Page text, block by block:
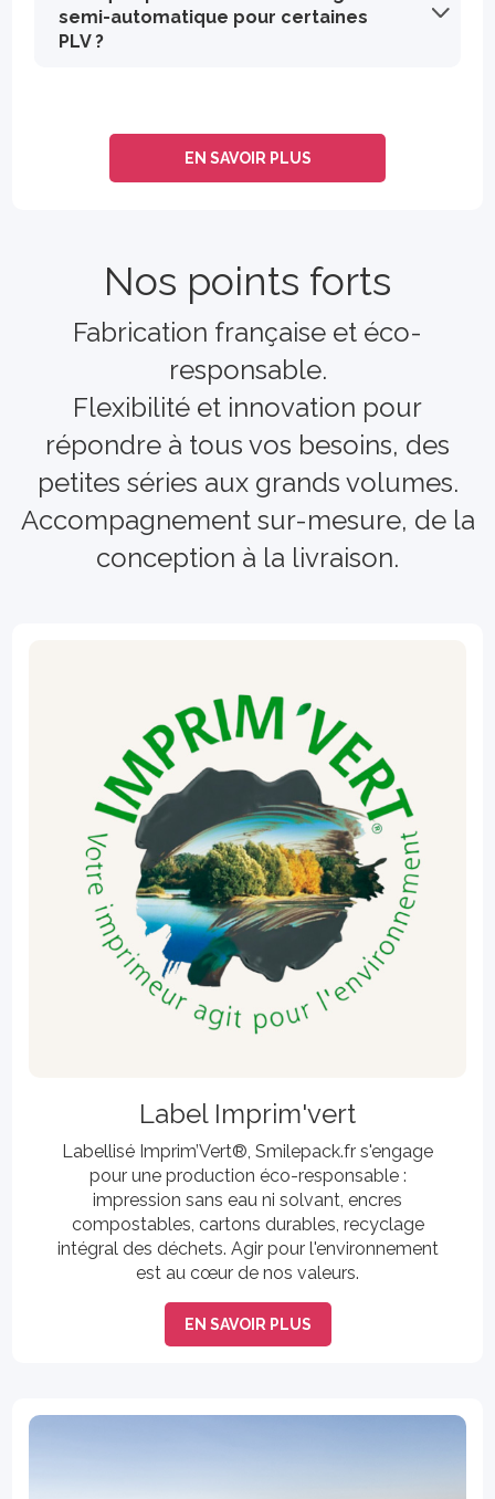
semi-automatique pour certaines
PLV ?
EN SAVOIR PLUS
Nos points forts
Fabrication française et éco-
responsable.
Flexibilité et innovation pour
répondre à tous vos besoins, des
petites séries aux grands volumes.
Accompagnement sur-mesure, de la
conception à la livraison.
Label Imprim'vert
Labellisé Imprim’Vert®, Smilepack.fr s'engage
pour une production éco-responsable :
impression sans eau ni solvant, encres
compostables, cartons durables, recyclage
intégral des déchets. Agir pour l'environnement
est au cœur de nos valeurs.
EN SAVOIR PLUS